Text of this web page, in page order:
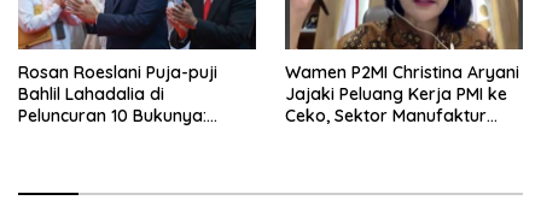
Rosan Roeslani Puja-puji
Bahlil Lahadalia di
Peluncuran 10 Bukunya:
Wamen P2MI Christina Aryani
Jajaki Peluang Kerja PMI ke
Ceko, Sektor Manufaktur